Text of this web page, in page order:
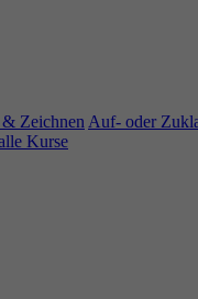
Zeichnen Auf- oder
Kurse